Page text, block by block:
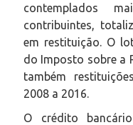
contemplados
contribuintes,
em restituição. O
do Imposto sobre a
também
2008 a 2016.
O crédito